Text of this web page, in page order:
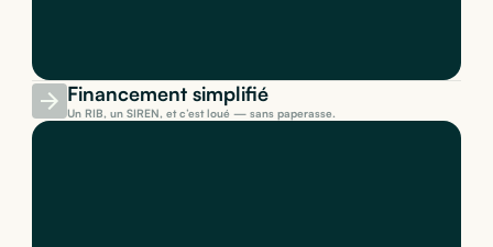
Financement simplifié
Un RIB, un SIREN, et c’est loué — sans paperasse.